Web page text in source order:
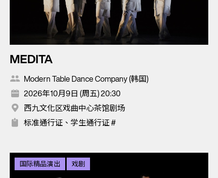
MEDITA
Modern Table Dance Company (韩国)
2026年10月9日 (周五) 20:30
西九文化区戏曲中心茶馆剧场
标准通行证、学生通行证 #
国际精品演出 戏剧